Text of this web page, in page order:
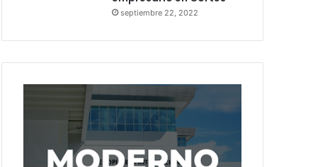
septiembre 22, 2022